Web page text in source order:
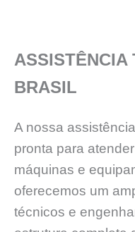
ASSISTÊNCIA
BRASIL
A nossa
pronta para
máquinas e
oferecemos um
técnicos e